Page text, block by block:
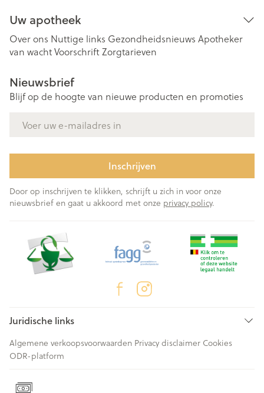
Uw apotheek
Over ons Nuttige links Gezondheidsnieuws Apotheker
van wachtVoorschriftZorgtarieven
Nieuwsbrief
Blijf op de hoogte van nieuwe producten en promoties
Inschrijven
Door op inschrijven te klikken, schrijft u zich in voor onze
nieuwsbrief en gaat u akkoord met onze privacy policy.
Juridische links
Algemene verkoopsvoorwaarden Privacy disclaimer Cookies
ODR-platform